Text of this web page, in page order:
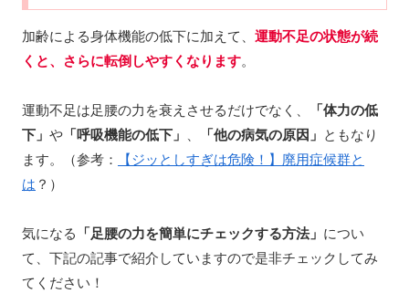
加齢による身体機能の低下に加えて、 運動不足の状態が続
くと、さらに転倒しやすくなります。
運動不足は足腰の力を衰えさせるだけでなく、
「体力の低
下」 や 「呼吸機能の低下」 「他の病気の原因」 ともなり
ます。（参考：
【ジッとしすぎは危険！】廃用症候群と
は ？）
気になる 「足腰の力を簡単にチェックする方法」 につい
て、下記の記事で紹介していますので是非チェックしてみ
てください！